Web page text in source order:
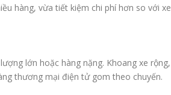
hàng, vừa tiết kiệm chi phí hơn so với xe
lớn hoặc hàng nặng. Khoang xe rộng,
thương mại điện tử gom theo chuyến.